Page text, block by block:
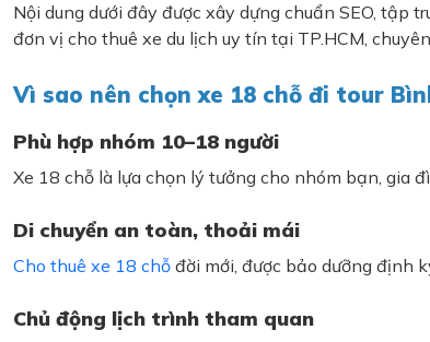
Nội dung dưới đây được xây dựng chuẩn SEO, tập
đơn vị cho thuê xe du lịch uy tín tại TP.HCM,
Vì sao nên chọn xe 18 chỗ đi tour
Phù hợp nhóm 10–18 người
Xe 18 chỗ là lựa chọn lý tưởng cho nhóm bạn, gia
Di chuyển an toàn, thoải mái
Cho thuê xe 18 chỗ đời mới, được bảo dưỡng định
Chủ động lịch trình tham quan